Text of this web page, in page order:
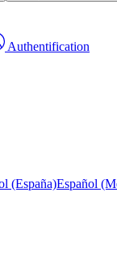
Authentification
(España)Español